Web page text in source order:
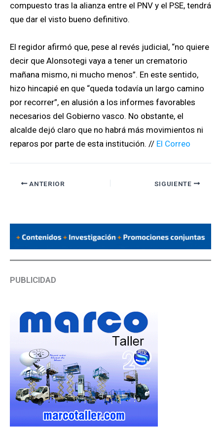
compuesto tras la alianza entre el PNV y el PSE, tendrá
que dar el visto bueno definitivo.
El regidor afirmó que, pese al revés judicial, “no quiere
decir que Alonsotegi vaya a tener un crematorio
mañana mismo, ni mucho menos”. En este sentido,
hizo hincapié en que “queda todavía un largo camino
por recorrer”, en alusión a los informes favorables
necesarios del Gobierno vasco. No obstante, el
alcalde dejó claro que no habrá más movimientos ni
reparos por parte de esta institución. // El Correo
ANTERIOR SIGUIENTE
PUBLICIDAD